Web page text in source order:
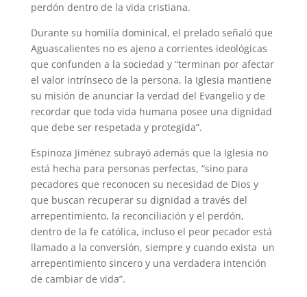
perdón dentro de la vida cristiana.
Durante su homilía dominical, el prelado señaló que
Aguascalientes no es ajeno a corrientes ideológicas
que confunden a la sociedad y “terminan por afectar
el valor intrínseco de la persona, la Iglesia mantiene
su misión de anunciar la verdad del Evangelio y de
recordar que toda vida humana posee una dignidad
que debe ser respetada y protegida”.
Espinoza Jiménez subrayó además que la Iglesia no
está hecha para personas perfectas, “sino para
pecadores que reconocen su necesidad de Dios y
que buscan recuperar su dignidad a través del
arrepentimiento, la reconciliación y el perdón,
dentro de la fe católica, incluso el peor pecador está
llamado a la conversión, siempre y cuando exista un
arrepentimiento sincero y una verdadera intención
de cambiar de vida”.